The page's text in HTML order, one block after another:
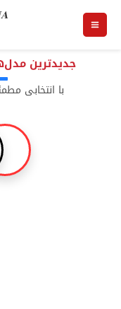
محتواMENU
جدیدترین
با انتخابی